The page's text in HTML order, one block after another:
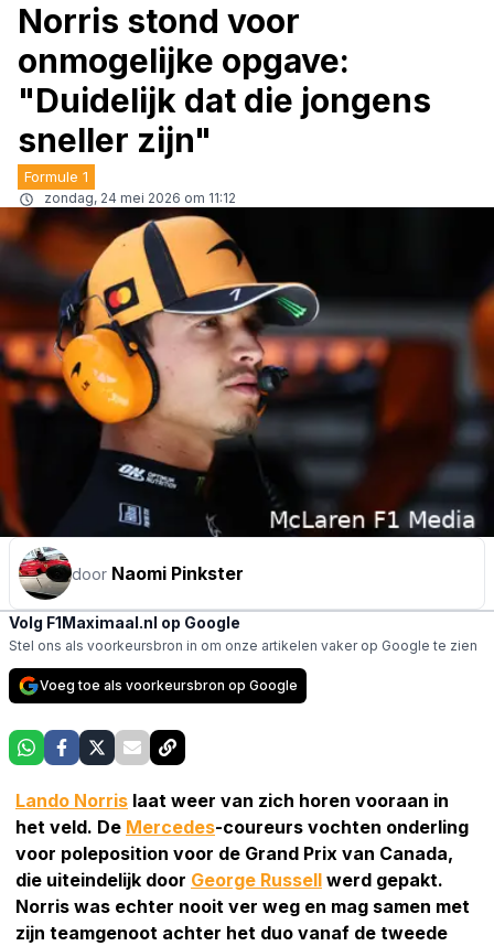
Norris stond voor
onmogelijke opgave:
"Duidelijk dat die jongens
sneller zijn"
Formule 1
zondag, 24 mei 2026 om 11:12
door Naomi Pinkster
Volg F1Maximaal.nl op Google
Stel ons als voorkeursbron in om onze artikelen vaker op Google te zien
Voeg toe als voorkeursbron op Google
Lando Norris laat weer van zich horen vooraan in
het veld. De Mercedes-coureurs vochten onderling
voor poleposition voor de Grand Prix van Canada,
die uiteindelijk door George Russell werd gepakt.
Norris was echter nooit ver weg en mag samen met
zijn teamgenoot achter het duo vanaf de tweede